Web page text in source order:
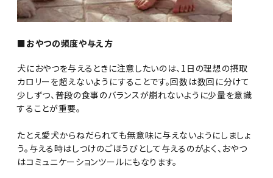
■おやつの頻度や与え方
犬におやつを与えるときに注意したいのは、1日の理想の摂取
カロリーを超えないようにすることです。回数は数回に分けて
少しずつ、普段の食事のバランスが崩れないように少量を意識
することが重要。
たとえ愛犬からねだられても無意味に与えないようにしましょ
う。与える時はしつけのごほうびとして与えるのがよく、おやつ
はコミュニケーションツールにもなります。